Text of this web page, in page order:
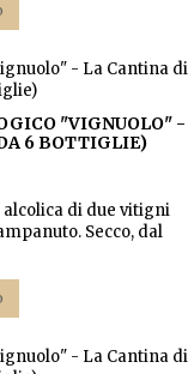
"VIGNUOLO" -
6 BOTTIGLIE)
di due vitigni
Secco, dal
con stuzzichini,